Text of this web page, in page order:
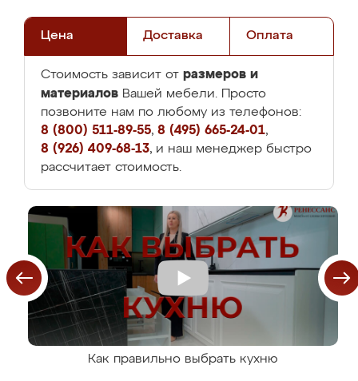
Цена Доставка Оплата
Стоимость зависит от размеров и
материалов Вашей мебели. Просто
позвоните нам по любому из телефонов:
8 (800) 511-89-55, 8 (495) 665-24-01,
8 (926) 409-68-13, и наш менеджер быстро
рассчитает стоимость.
Как правильно выбрать кухню